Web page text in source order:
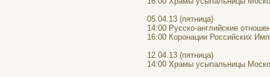
05.04.13 (пятница)
14:00 Русско-английские
16:00 Коронации Российских
12.04.13 (пятница)
14:00 Храмы усыпальницы